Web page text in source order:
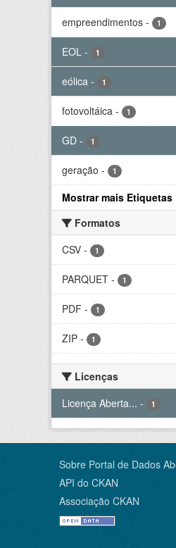
empreendimentos - 1
EOL - 1
eólica - 1
fotovoltáica - 1
GD - 1
geração - 1
Mostrar mais Etiquetas
Formatos
CSV - 1
PARQUET - 1
PDF - 1
ZIP - 1
Licenças
Licença Aberta... - 1
Sobre Portal de Dados
API do CKAN
Associação CKAN